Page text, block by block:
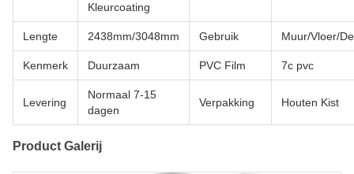
Kleurcoating
Lengte 2438mm/3048mm Gebruik Muur/Vloer/
Kenmerk Duurzaam PVC Film 7c pvc
Levering
Normaal 7-15
dagen
Verpakking Houten Kist
Product Galerij